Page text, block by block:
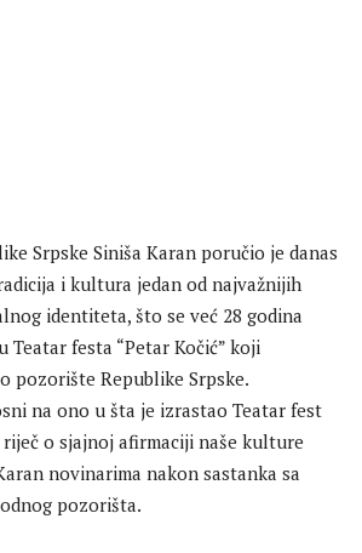
Srpske Siniša Karan poručio je danas
i kultura jedan od najvažnijih
identiteta, što se već 28 godina
Teatar festa “Petar Kočić” koji
pozorište Republike Srpske.
na ono u šta je izrastao Teatar fest
riječ o sjajnoj afirmaciji naše kulture
novinarima nakon sastanka sa
pozorišta.